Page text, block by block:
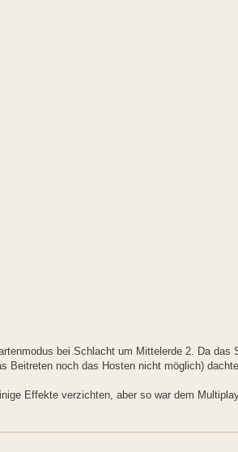
bei Schlacht um Mittelerde 2. Da
Beitreten noch das Hosten nicht möglich)
Effekte verzichten, aber so war dem